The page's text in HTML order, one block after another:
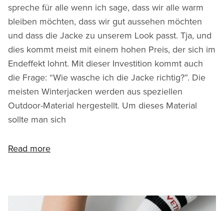
spreche für alle wenn ich sage, dass wir alle warm
bleiben möchten, dass wir gut aussehen möchten
und dass die Jacke zu unserem Look passt. Tja, und
dies kommt meist mit einem hohen Preis, der sich im
Endeffekt lohnt. Mit dieser Investition kommt auch
die Frage: “Wie wasche ich die Jacke richtig?”. Die
meisten Winterjacken werden aus speziellen
Outdoor-Material hergestellt. Um dieses Material
sollte man sich
Read more